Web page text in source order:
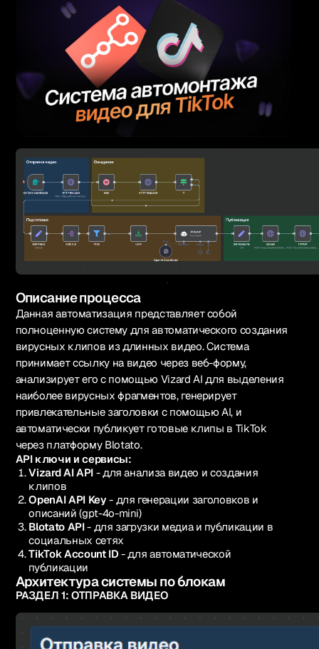
Русский
1k+ участников
Вступить в Telegram
Связаться
Описание процесса
Данная автоматизация представляет собой
полноценную систему для автоматического создания
вирусных клипов из длинных видео. Система
принимает ссылку на видео через веб-форму,
анализирует его с помощью Vizard AI для выделения
наиболее вирусных фрагментов, генерирует
привлекательные заголовки с помощью AI, и
автоматически публикует готовые клипы в TikTok
через платформу Blotato.
API ключи и сервисы:
Vizard AI API- для анализа видео и создания
клипов
OpenAI API Key - для генерации заголовков и
описаний (gpt-4o-mini)
Blotato API- для загрузки медиа и публикации в
социальных сетях
TikTok Account ID - для автоматической
публикации
Архитектура системы по блокам
РАЗДЕЛ 1: ОТПРАВКА ВИДЕО